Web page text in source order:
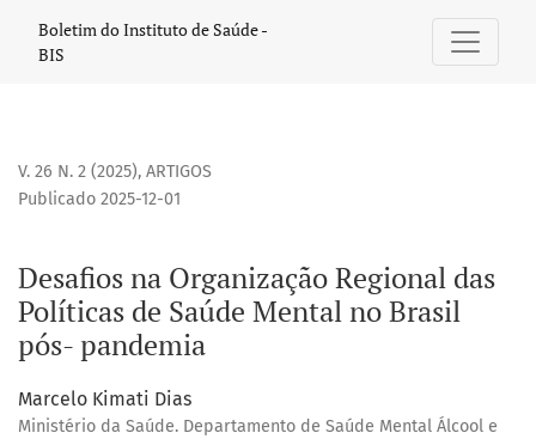
Desafios na Organização Regional das Políticas de Saúde
Boletim do Instituto de Saúde -
BIS
V. 26 N. 2 (2025), ARTIGOS
Desafios na Organização Regional das
Políticas de Saúde Mental no Brasil
pós- pandemia
Publicado 2025-12-01
Marcelo Kimati Dias
Ministério da Saúde. Departamento de Saúde Mental Álcool e